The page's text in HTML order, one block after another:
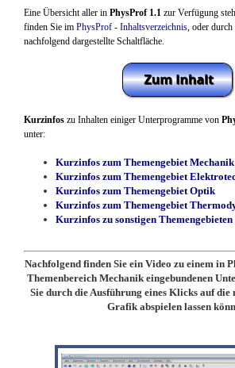
Eine Übersicht aller in PhysProf 1.1 zur Verfügung
finden Sie im PhysProf - Inhaltsverzeichnis, oder
nachfolgend dargestellte Schaltfläche.
Kurzinfos zu Inhalten einiger Unterprogramme von
unter:
Kurzinfos zum Themengebiet Mechanik
Kurzinfos zum Themengebiet
Kurzinfos zum Themengebiet Optik
Kurzinfos zum Themengebiet
Kurzinfos zu sonstigen Themengebieten
Nachfolgend finden Sie ein Video zu einem in
Themenbereich Mechanik eingebundenen
Sie durch die Ausführung eines Klicks auf die
Grafik abspielen lassen